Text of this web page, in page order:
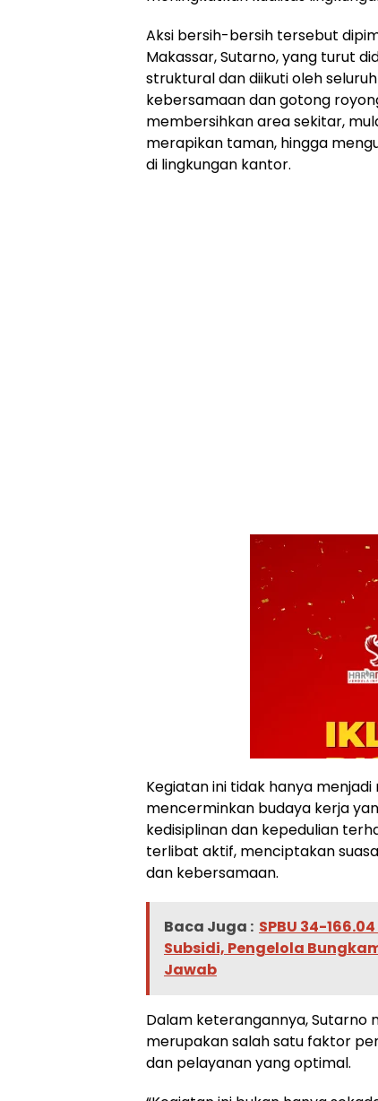
Aksi bersih-bersih tersebut
Makassar, Sutarno, yang turut
struktural dan diikuti oleh
kebersamaan dan gotong
membersihkan area sekitar,
merapikan taman, hingga
di lingkungan kantor.
Kegiatan ini tidak hanya
mencerminkan budaya kerja
kedisiplinan dan kepedulian
terlibat aktif, menciptakan
dan kebersamaan.
Baca Juga : SPBU 34-
Subsidi, Pengelola
Jawab
Dalam keterangannya, Sutarno
merupakan salah satu faktor
dan pelayanan yang optimal.